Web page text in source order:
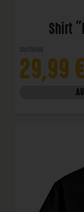
Shirt
29,99 €